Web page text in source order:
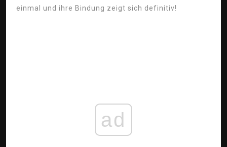
einmal und ihre Bindung zeigt sich definitiv!
ad